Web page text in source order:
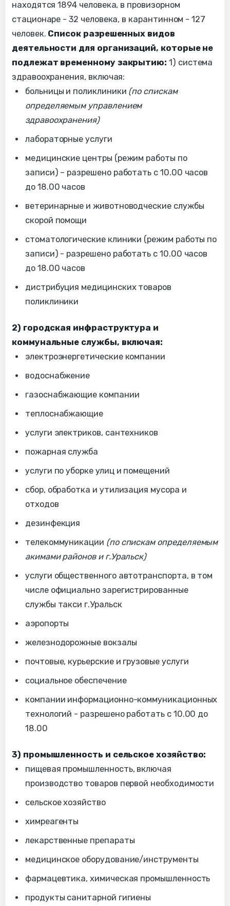
находятся 1894 человека, в провизорном
стационаре - 32 человека, в карантинном - 127
человек. Список разрешенных видов
деятельности для организаций, которые не
подлежат временному закрытию: 1) система
здравоохранения, включая:
больницы и поликлиники (по спискам
определяемым управлением
здравоохранения)
лабораторные услуги
медицинские центры (режим работы по
записи) – разрешено работать с 10.00 часов
до 18.00 часов
ветеринарные и животноводческие службы
скорой помощи
стоматологические клиники (режим работы по
записи) - разрешено работать с 10.00 часов
до 18.00 часов
дистрибуция медицинских товаров
поликлиники
2) городская инфраструктура и
коммунальные службы, включая:
электроэнергетические компании
водоснабжение
газоснабжающие компании
теплоснабжающие
услуги электриков, сантехников
пожарная служба
услуги по уборке улиц и помещений
сбор, обработка и утилизация мусора и
отходов
дезинфекция
телекоммуникации (по спискам определяемым
акимами районов и г.Уральск)
услуги общественного автотранспорта, в том
числе официально зарегистрированные
службы такси г.Уральск
аэропорты
железнодорожные вокзалы
почтовые, курьерские и грузовые услуги
социальное обеспечение
компании информационно-коммуникационных
технологий - разрешено работать с 10.00 до
18.00
3) промышленность и сельское хозяйство:
пищевая промышленность, включая
производство товаров первой необходимости
сельское хозяйство
химреагенты
лекарственные препараты
медицинское оборудование/инструменты
фармацевтика, химическая промышленность
продукты санитарной гигиены